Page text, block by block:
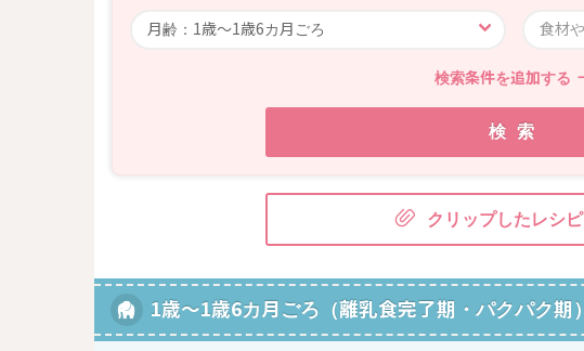
検索条件を追加する
検索
クリップしたレシ
1歳～1歳6カ月ごろ（離乳食完了期・パクパク期